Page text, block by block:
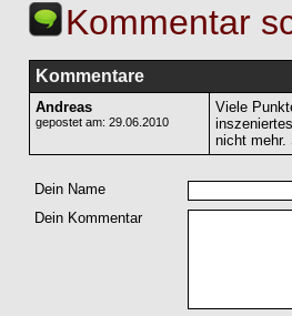
Kommentar
Kommentare
Andreas
gepostet am: 29.06.2010
Viele
nicht mehr.
Dein Name
Dein Kommentar